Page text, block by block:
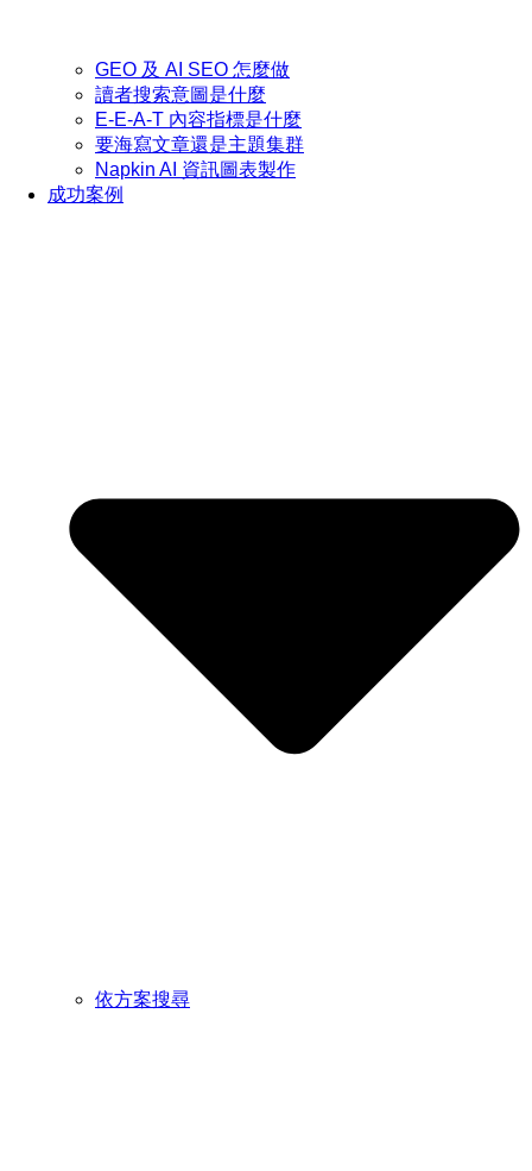
GEO 及 AI SEO 怎麼做
讀者搜索意圖是什麼
E-E-A-T 內容指標是什麼
要海寫文章還是主題集群
Napkin AI 資訊圖表製作
成功案例
依方案搜尋